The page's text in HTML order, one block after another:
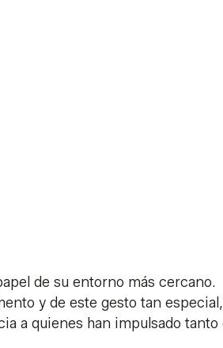
de su entorno más cercano.
y de este gesto tan especial,
a quienes han impulsado tanto